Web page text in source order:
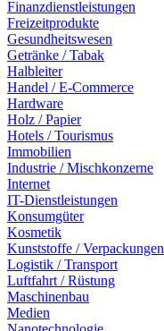
Finanzdienstleistungen
Freizeitprodukte
Gesundheitswesen
Getränke / Tabak
Halbleiter
Handel / E-Commerce
Hardware
Holz / Papier
Hotels / Tourismus
Immobilien
Industrie / Mischkonzerne
Internet
IT-Dienstleistungen
Konsumgüter
Kosmetik
Kunststoffe / Verpackungen
Logistik / Transport
Luftfahrt / Rüstung
Maschinenbau
Medien